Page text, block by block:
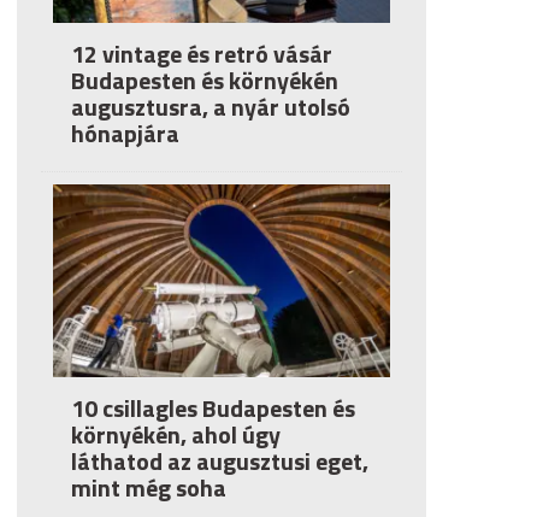
12 vintage és retró vásár
Budapesten és környékén
augusztusra, a nyár utolsó
hónapjára
10 csillagles Budapesten és
környékén, ahol úgy
láthatod az augusztusi eget,
mint még soha